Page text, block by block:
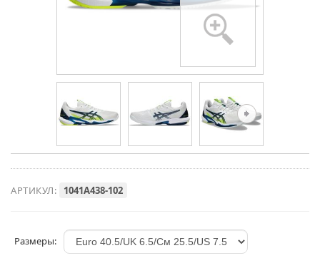
АРТИКУЛ: 1041A438-102
Размеры: